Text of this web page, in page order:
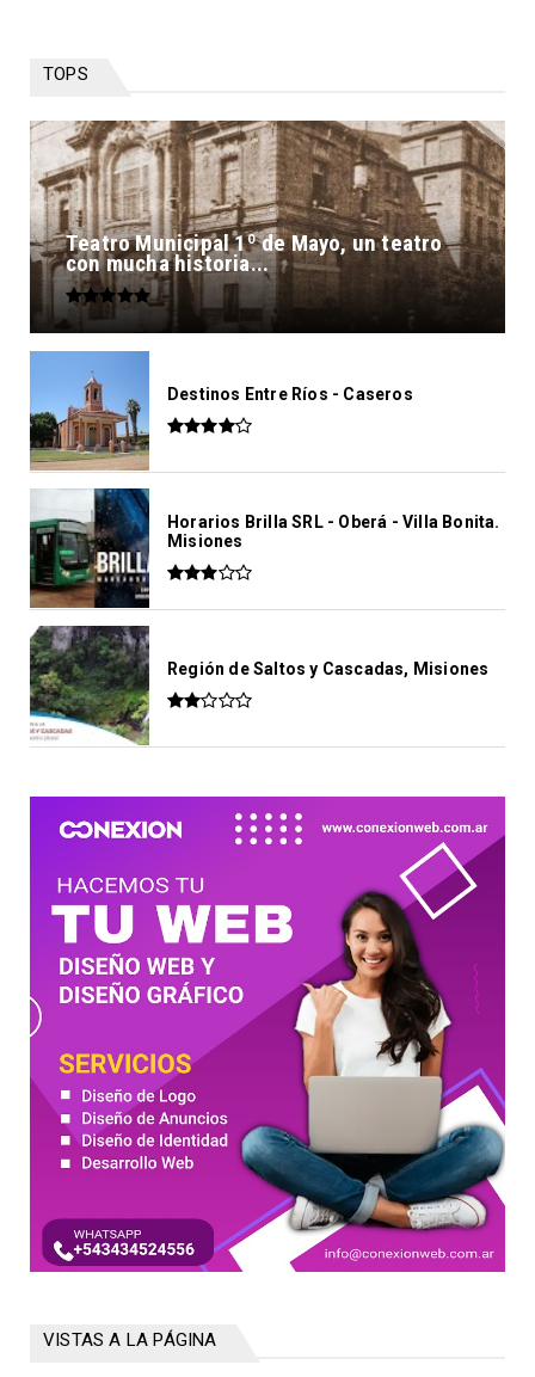
TOPS
Teatro Municipal 1º de Mayo, un teatro
con mucha historia...
Destinos Entre Ríos - Caseros
Horarios Brilla SRL - Oberá - Villa Bonita.
Misiones
Región de Saltos y Cascadas, Misiones
VISTAS A LA PÁGINA